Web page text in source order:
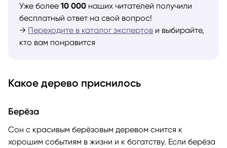
Уже более 10 000 наших читателей получили
бесплатный ответ на свой вопрос!
→ Переходите в каталог экспертов и выбирайте,
кто вам понравится
Какое дерево приснилось
Берёза
Сон с красивым берёзовым деревом снится к
хорошим событиям в жизни и к богатству. Если берёза